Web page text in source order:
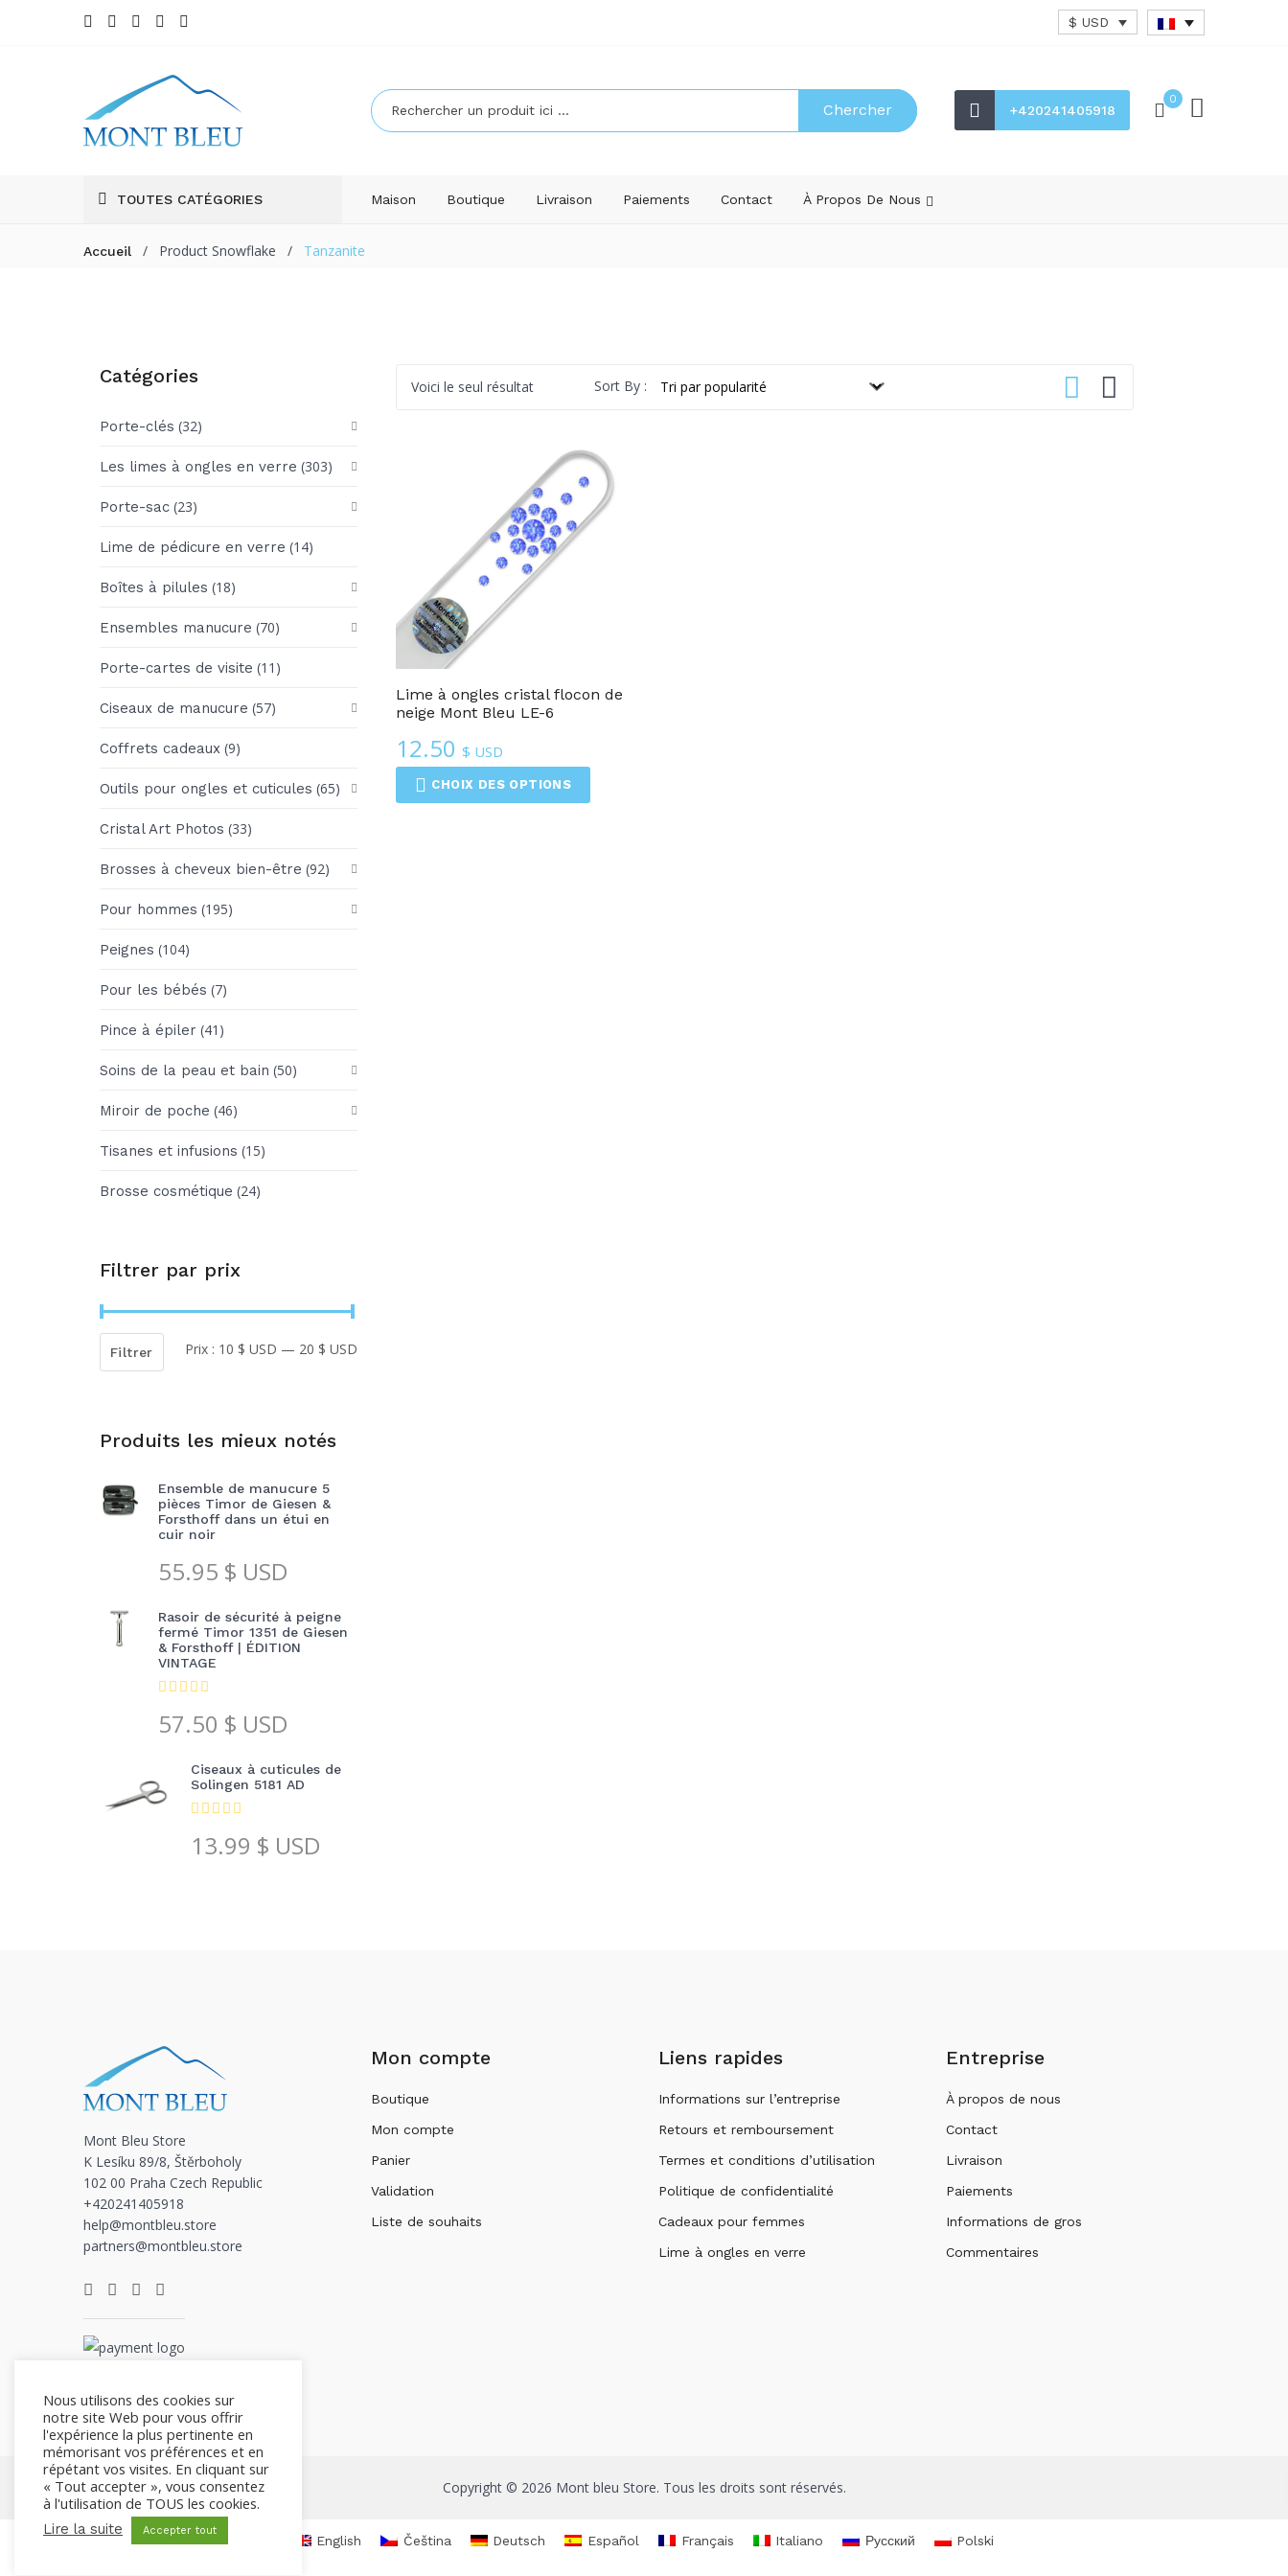
$ USD
Chercher +420241405918
0
TOUTES CATÉGORIES Maison Boutique Livraison Paiements Contact À Propos De Nous
Accueil / Product Snowflake / Tanzanite
Catégories
Porte-clés (32)
Les limes à ongles en verre (303)
Porte-sac (23)
Lime de pédicure en verre (14)
Boîtes à pilules (18)
Ensembles manucure (70)
Porte-cartes de visite (11)
Ciseaux de manucure (57)
Coffrets cadeaux (9)
Outils pour ongles et cuticules (65)
Cristal Art Photos (33)
Brosses à cheveux bien-être (92)
Pour hommes (195)
Peignes (104)
Pour les bébés (7)
Pince à épiler (41)
Soins de la peau et bain (50)
Miroir de poche (46)
Tisanes et infusions (15)
Brosse cosmétique (24)
Filtrer par prix
Filtrer Prix : 10 $ USD — 20 $ USD
Produits les mieux notés
Ensemble de manucure 5
pièces Timor de Giesen &
Forsthoff dans un étui en
cuir noir
55.95 $ USD
Rasoir de sécurité à peigne
fermé Timor 1351 de Giesen
& Forsthoff | ÉDITION
VINTAGE
57.50 $ USD
Ciseaux à cuticules de
Solingen 5181 AD
13.99 $ USD
Voici le seul résultat Sort By :
Lime à ongles cristal flocon de
neige Mont Bleu LE-6
12.50 $ USD
CHOIX DES OPTIONS
Mont Bleu Store
K Lesíku 89/8, Štěrboholy
102 00 Praha Czech Republic
+420241405918
help@montbleu.store
partners@montbleu.store
Mon compte
Boutique
Mon compte
Panier
Validation
Liste de souhaits
Liens rapides
Informations sur l’entreprise
Retours et remboursement
Termes et conditions d’utilisation
Politique de confidentialité
Cadeaux pour femmes
Lime à ongles en verre
Entreprise
À propos de nous
Contact
Livraison
Paiements
Informations de gros
Commentaires
Copyright © 2026 Mont bleu Store. Tous les droits sont réservés.
Nous utilisons des cookies sur
notre site Web pour vous offrir
l'expérience la plus pertinente en
mémorisant vos préférences et en
répétant vos visites. En cliquant sur
« Tout accepter », vous consentez
à l'utilisation de TOUS les cookies.
Lire la suite Accepter tout
English Čeština Deutsch Español Français Italiano Русский Polski